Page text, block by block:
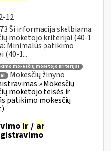
12
Ši informacija skelbiama:
mokėtojo kriterijai (40-1
Minimalūs patikimo
(40-1...
mokesčių mokėtojo kriterijai
Mokesčių žinyno
» Mokesčių
mokėtojo teisės ir
patikimo mokesčių
ir / ar